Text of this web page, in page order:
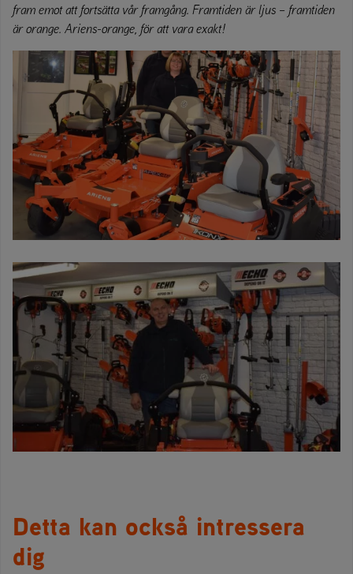
fram emot att fortsätta vår framgång. Framtiden är ljus – framtiden
är orange. Ariens-orange, för att vara exakt!
Detta kan också intressera
dig